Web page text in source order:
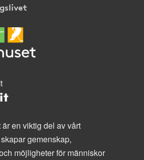
en viktig del av vårt
gemenskap,
möjligheter för människor